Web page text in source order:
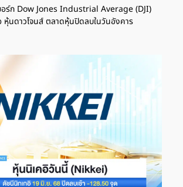
ร์ก Dow Jones Industrial Average (DJI)
หุ้นดาวโจนส์ ตลาดหุ้นปิดลบในวันอังคาร